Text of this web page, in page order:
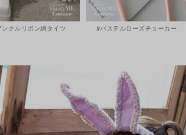
ンクルリボン網タイツ #パステルローズチョーカー